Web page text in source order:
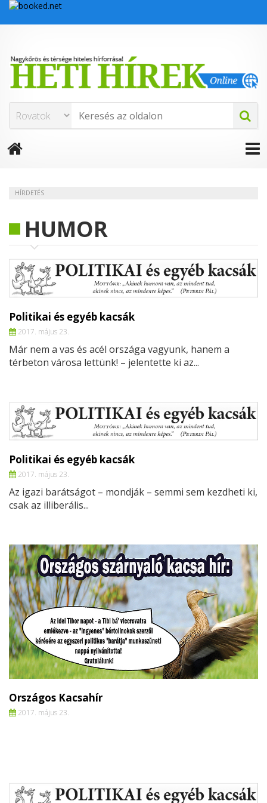
HÍRDETÉS
HUMOR
Politikai és egyéb kacsák
2017. május 23.
Már nem a vas és acél országa vagyunk, hanem a
térbeton városa lettünk! – jelentette ki az...
Politikai és egyéb kacsák
2017. május 23.
Az igazi barátságot – mondják – semmi sem kezdheti ki,
csak az illiberális...
Országos Kacsahír
2017. május 23.